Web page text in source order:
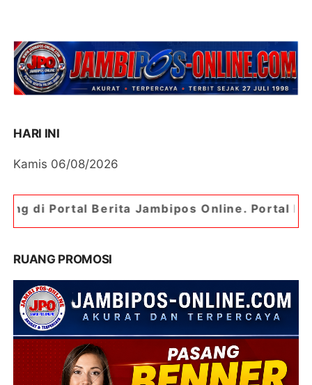
HARI INI
Kamis 06/08/2026
Jambipos Online. Portal Berita Paling Jambi
RUANG PROMOSI